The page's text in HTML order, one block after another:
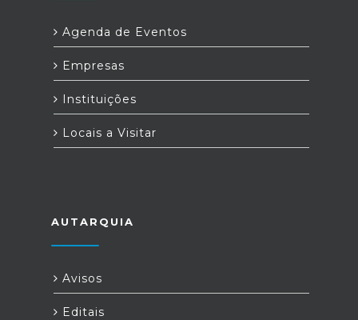
Agenda de Eventos
Empresas
Instituições
Locais a Visitar
AUTARQUIA
Avisos
Editais